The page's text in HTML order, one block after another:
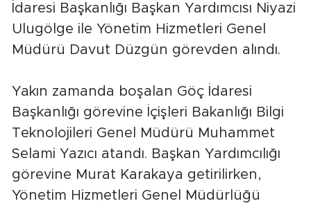
İdaresi Başkanlığı Başkan Yardımcısı Niyazi
Ulugölge ile Yönetim Hizmetleri Genel
Müdürü Davut Düzgün görevden alındı.
Yakın zamanda boşalan Göç İdaresi
Başkanlığı görevine İçişleri Bakanlığı Bilgi
Teknolojileri Genel Müdürü Muhammet
Selami Yazıcı atandı. Başkan Yardımcılığı
görevine Murat Karakaya getirilirken,
Yönetim Hizmetleri Genel Müdürlüğü